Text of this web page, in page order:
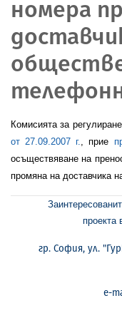
номера
Комисията за
от 27.09.2007 г.
, прие
осъществяване на
промяна на доставчика
проекта
гр. София, ул. "
e-